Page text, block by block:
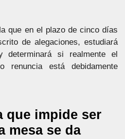
que en el plazo de cinco días
de alegaciones, estudiará
determinará si realmente el
renuncia está debidamente
que impide ser
mesa se da